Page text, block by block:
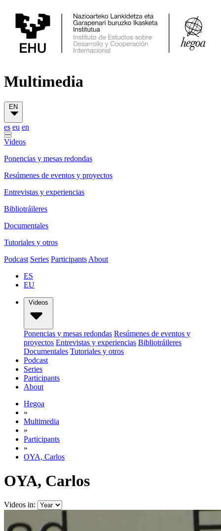
Multimedia
EN
es eu en
Videos
Ponencias y mesas redondas
Resúmenes de eventos y proyectos
Entrevistas y experiencias
Bibliotráileres
Documentales
Tutoriales y otros
Podcast Series Participants About
ES
EU
Videos
Ponencias y mesas redondas Resúmenes de eventos y
proyectos Entrevistas y experiencias Bibliotráileres
Documentales Tutoriales y otros
Podcast
Series
Participants
About
Hegoa
»
Multimedia
»
Participants
»
OYA, Carlos
OYA, Carlos
Videos in: